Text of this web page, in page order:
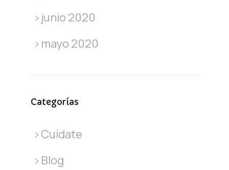
junio 2020
mayo 2020
Categorías
Cuídate
Blog